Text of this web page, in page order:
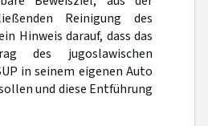
Reinigung des
Hinweis darauf, dass das
des jugoslawischen
in seinem eigenen Auto
und diese Entführung